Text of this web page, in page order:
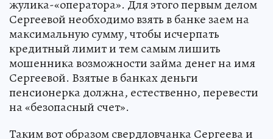
жулика-«оператора». Для этого первым делом
Сергеевой необходимо взять в банке заем на
максимальную сумму, чтобы исчерпать
кредитный лимит и тем самым лишить
мошенника возможности займа денег на имя
Сергеевой. Взятые в банках деньги
пенсионерка должна, естественно, перевести
на «безопасный счет».
Таким вот образом свердловчанка Сергеева и